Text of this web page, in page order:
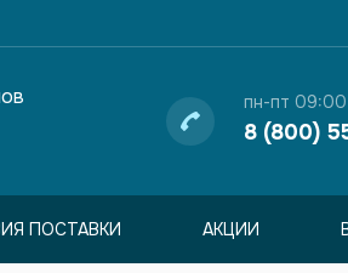
8 (800)
пн-пт
ПОСТАВКИ АКЦИИ